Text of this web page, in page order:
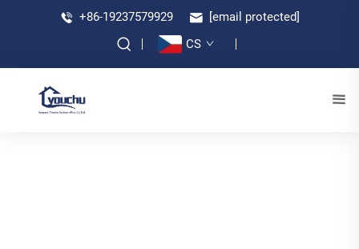
+86-19237579929
[email protected]
CS